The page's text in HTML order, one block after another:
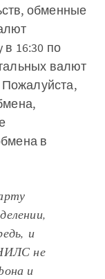
обменные
16:30 по
валют
Пожалуйста,
в
и
не
и